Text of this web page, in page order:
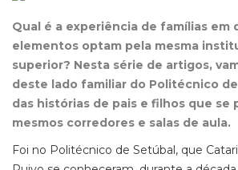
Qual é a experiência de famílias em
elementos optam pela mesma
superior? Nesta série de artigos,
deste lado familiar do Politécnico
das histórias de pais e filhos que se
mesmos corredores e salas de aula.
Foi no Politécnico de Setúbal, que